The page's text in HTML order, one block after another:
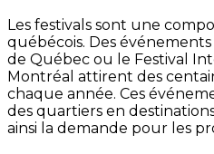
Les festivals sont une
québécois. Des
de Québec ou le Festival
Montréal attirent des
chaque année. Ces
des quartiers en
ainsi la demande pour les